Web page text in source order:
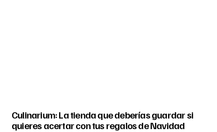
Culinarium: La tienda que deberías guardar si
quieres acertar con tus regalos de Navidad